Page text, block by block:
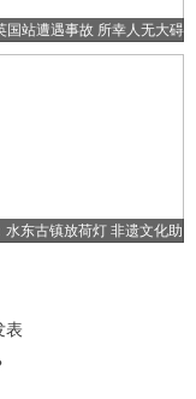
国站遭遇事故 所幸人无大碍
水东古镇放荷灯 非遗文化助
表